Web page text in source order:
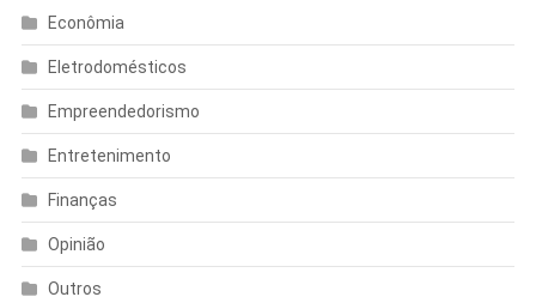
Econômia
Eletrodomésticos
Empreendedorismo
Entretenimento
Finanças
Opinião
Outros